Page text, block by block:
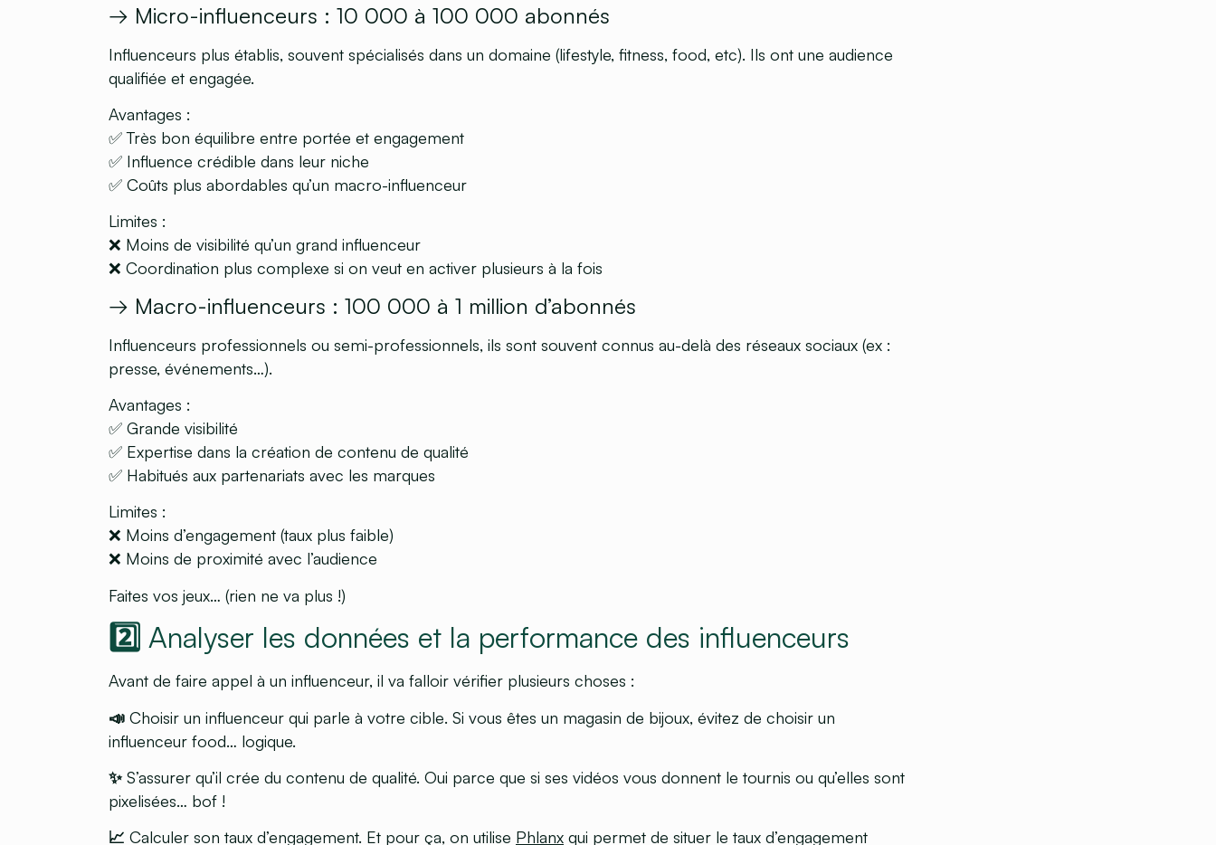
→ Micro-influenceurs : 10 000 à 100 000 abonnés
Influenceurs plus établis, souvent spécialisés dans un domaine (lifestyle, fitness, food, etc). Ils ont une audience
qualifiée et engagée.
Avantages :
✅ Très bon équilibre entre portée et engagement
✅ Influence crédible dans leur niche
✅ Coûts plus abordables qu’un macro-influenceur
Limites :
❌ Moins de visibilité qu’un grand influenceur
❌ Coordination plus complexe si on veut en activer plusieurs à la fois
→ Macro-influenceurs : 100 000 à 1 million d’abonnés
Influenceurs professionnels ou semi-professionnels, ils sont souvent connus au-delà des réseaux sociaux (ex :
presse, événements…).
Avantages :
✅ Grande visibilité
✅ Expertise dans la création de contenu de qualité
✅ Habitués aux partenariats avec les marques
Limites :
❌ Moins d’engagement (taux plus faible)
❌ Moins de proximité avec l’audience
Faites vos jeux… (rien ne va plus !)
2️⃣ Analyser les données et la performance des influenceurs
Avant de faire appel à un influenceur, il va falloir vérifier plusieurs choses :
📣 Choisir un influenceur qui parle à votre cible. Si vous êtes un magasin de bijoux, évitez de choisir un
influenceur food… logique.
✨ S’assurer qu’il crée du contenu de qualité. Oui parce que si ses vidéos vous donnent le tournis ou qu’elles sont
pixelisées… bof !
📈 Calculer son taux d’engagement. Et pour ça, on utilise Phlanx qui permet de situer le taux d’engagement